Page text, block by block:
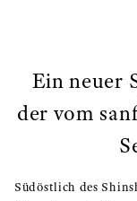
Ein neuer
der vom
Südöstlich des